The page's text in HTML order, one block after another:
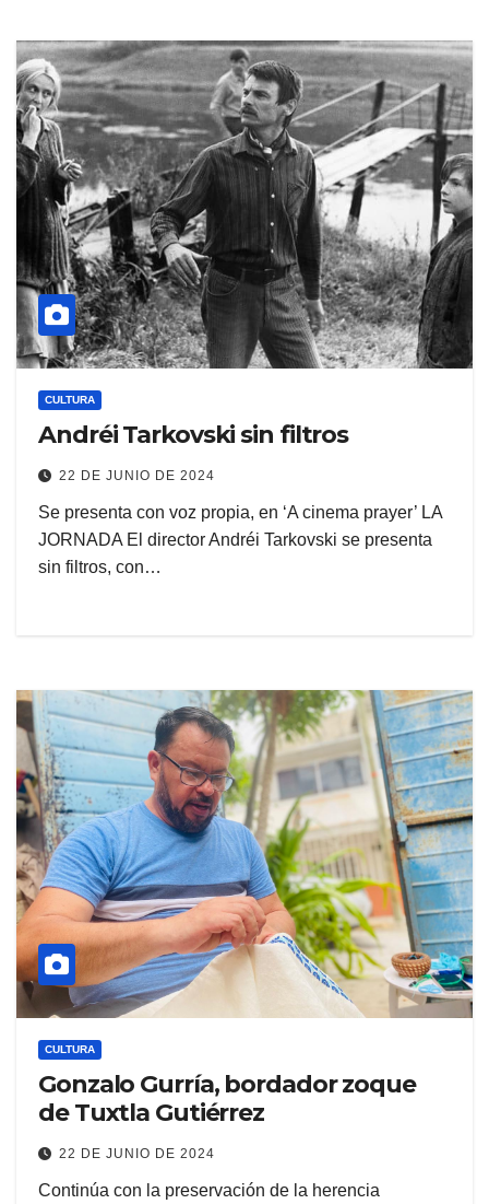
CULTURA
Andréi Tarkovski sin filtros
22 DE JUNIO DE 2024
Se presenta con voz propia, en ‘A cinema prayer’ LA
JORNADA El director Andréi Tarkovski se presenta
sin filtros, con…
CULTURA
Gonzalo Gurría, bordador zoque
de Tuxtla Gutiérrez
22 DE JUNIO DE 2024
Continúa con la preservación de la herencia